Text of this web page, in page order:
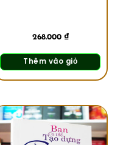
268.000 ₫
Thêm vào giỏ